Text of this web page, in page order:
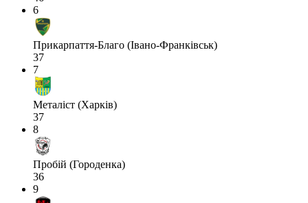
6
Прикарпаття-Благо (Івано-Франківськ)
37
7
Металіст (Харків)
37
8
Пробій (Городенка)
36
9